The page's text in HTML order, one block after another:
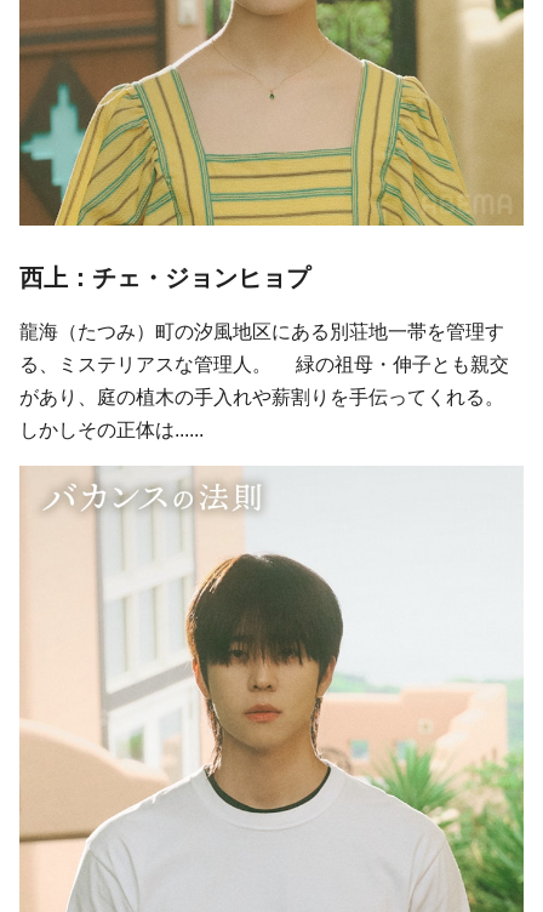
西上：チェ・ジョンヒョプ
龍海（たつみ）町の汐風地区にある別荘地一帯を管理す
る、ミステリアスな管理人。 緑の祖母・伸子とも親交
があり、庭の植木の手入れや薪割りを手伝ってくれる。
しかしその正体は......